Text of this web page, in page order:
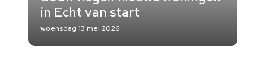
in Echt van start
woensdag 13 mei 2026